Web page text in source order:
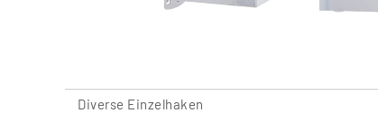
Diverse Einzelhaken